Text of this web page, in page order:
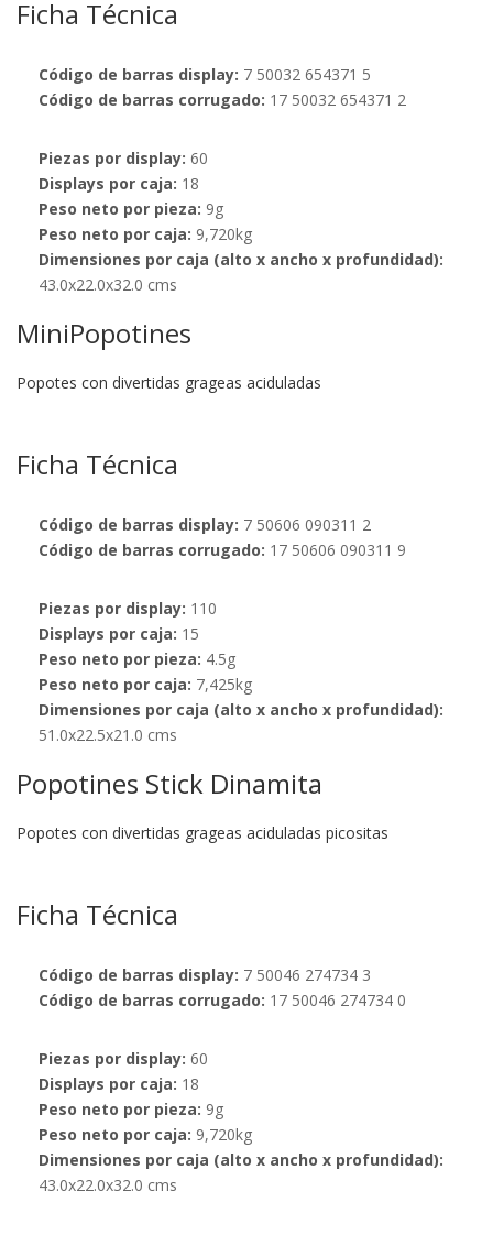
Ficha Técnica
Código de barras display: 7 50032 654371 5
Código de barras corrugado: 17 50032 654371 2
Piezas por display: 60
Displays por caja: 18
Peso neto por pieza: 9g
Peso neto por caja: 9,720kg
Dimensiones por caja (alto x ancho x profundidad):
43.0x22.0x32.0 cms
MiniPopotines
Popotes con divertidas grageas aciduladas
Ficha Técnica
Código de barras display: 7 50606 090311 2
Código de barras corrugado: 17 50606 090311 9
Piezas por display: 110
Displays por caja: 15
Peso neto por pieza: 4.5g
Peso neto por caja: 7,425kg
Dimensiones por caja (alto x ancho x profundidad):
51.0x22.5x21.0 cms
Popotines Stick Dinamita
Popotes con divertidas grageas aciduladas picositas
Ficha Técnica
Código de barras display: 7 50046 274734 3
Código de barras corrugado: 17 50046 274734 0
Piezas por display: 60
Displays por caja: 18
Peso neto por pieza: 9g
Peso neto por caja: 9,720kg
Dimensiones por caja (alto x ancho x profundidad):
43.0x22.0x32.0 cms